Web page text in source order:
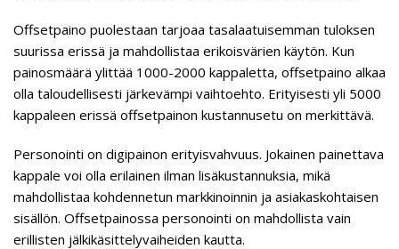
Offsetpaino puolestaan tarjoaa tasalaatuisemman tuloksen
suurissa erissä ja mahdollistaa erikoisvärien käytön. Kun
painosmäärä ylittää 1000-2000 kappaletta, offsetpaino alkaa
olla taloudellisesti järkevämpi vaihtoehto. Erityisesti yli 5000
kappaleen erissä offsetpainon kustannusetu on merkittävä.
Personointi on digipainon erityisvahvuus. Jokainen painettava
kappale voi olla erilainen ilman lisäkustannuksia, mikä
mahdollistaa kohdennetun markkinoinnin ja asiakaskohtaisen
sisällön. Offsetpainossa personointi on mahdollista vain
erillisten jälkikäsittelyvaiheiden kautta.